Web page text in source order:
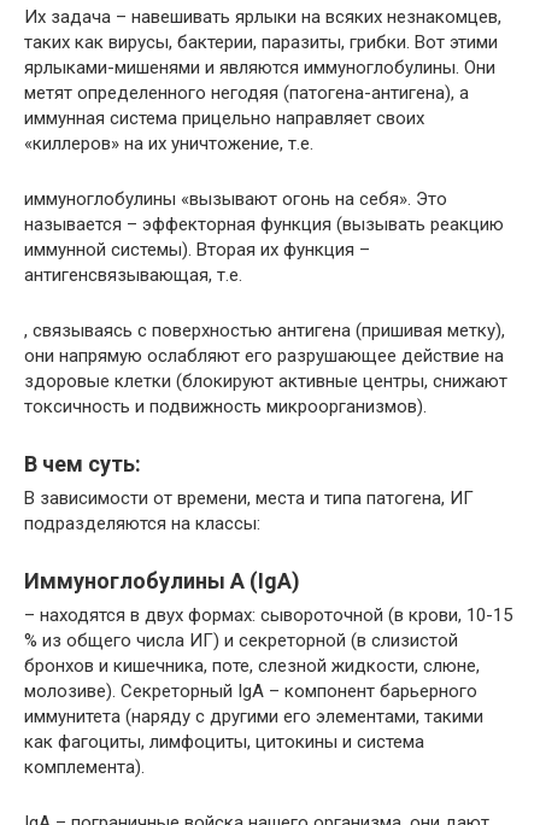
Их задача – навешивать ярлыки на всяких незнакомцев,
таких как вирусы, бактерии, паразиты, грибки. Вот этими
ярлыками-мишенями и являются иммуноглобулины. Они
метят определенного негодяя (патогена-антигена), а
иммунная система прицельно направляет своих
«киллеров» на их уничтожение, т.е.
иммуноглобулины «вызывают огонь на себя». Это
называется – эффекторная функция (вызывать реакцию
иммунной системы). Вторая их функция –
антигенсвязывающая, т.е.
, связываясь с поверхностью антигена (пришивая метку),
они напрямую ослабляют его разрушающее действие на
здоровые клетки (блокируют активные центры, снижают
токсичность и подвижность микроорганизмов).
В чем суть:
В зависимости от времени, места и типа патогена, ИГ
подразделяются на классы:
Иммуноглобулины А (IgA)
– находятся в двух формах: сывороточной (в крови, 10-15
% из общего числа ИГ) и секреторной (в слизистой
бронхов и кишечника, поте, слезной жидкости, слюне,
молозиве). Секреторный IgA – компонент барьерного
иммунитета (наряду с другими его элементами, такими
как фагоциты, лимфоциты, цитокины и система
комплемента).